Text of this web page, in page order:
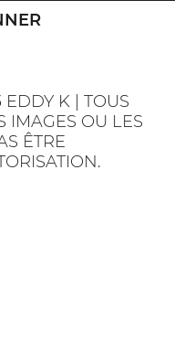
EDDY K | TOUS
IMAGES OU LES
ÊTRE